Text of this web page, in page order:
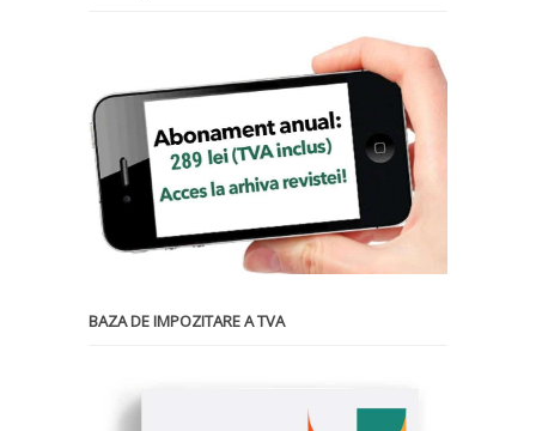
BAZA DE IMPOZITARE A TVA